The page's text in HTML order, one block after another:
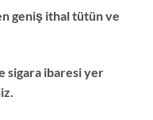
geniş ithal tütün ve
sigara ibaresi yer